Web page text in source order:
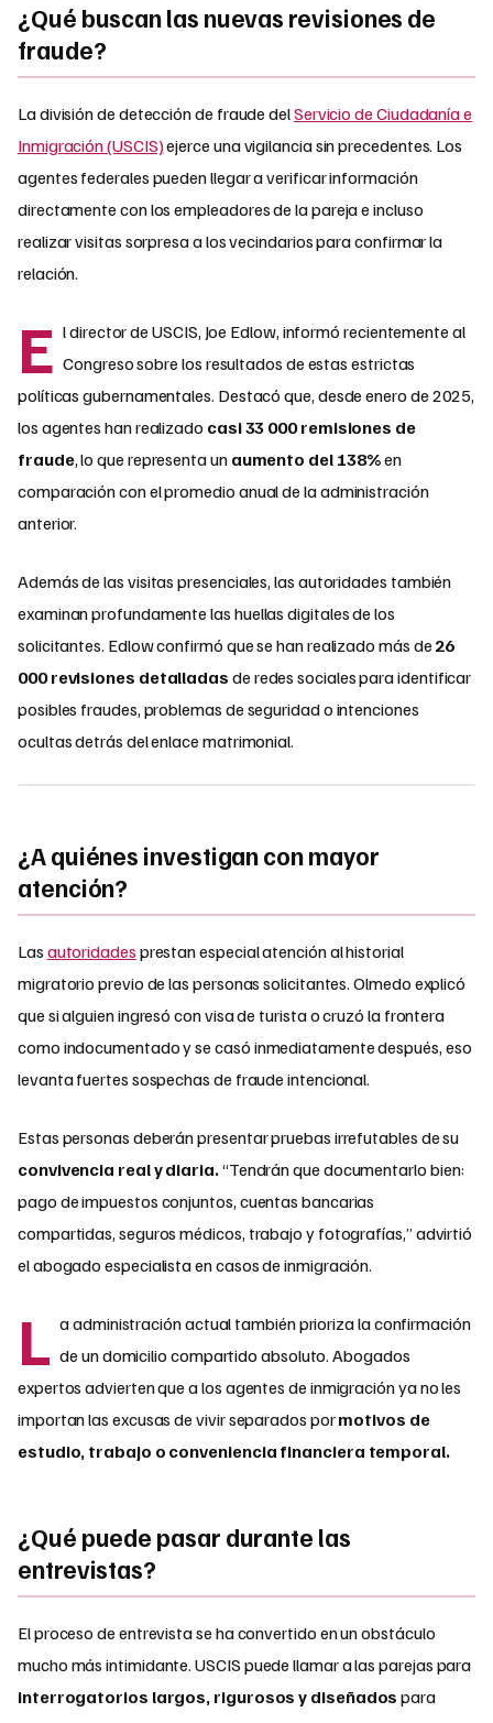
¿Qué buscan las nuevas revisiones de
fraude?
La división de detección de fraude delServicio de Ciudadanía e
Inmigración (USCIS)ejerce una vigilancia sin precedentes. Los
agentes federales pueden llegar a verificar información
directamente con los empleadores de la pareja e incluso
realizar visitas sorpresa a los vecindarios para confirmar la
relación.
E l director de USCIS, Joe Edlow, informó recientemente al
Congreso sobre los resultados de estas estrictas
políticas gubernamentales. Destacó que, desde enero de 2025,
los agentes han realizado casi 33 000 remisiones de
fraude, lo que representa un aumento del 138%en
comparación con el promedio anual de la administración
anterior.
Además de las visitas presenciales, las autoridades también
examinan profundamente las huellas digitales de los
solicitantes. Edlow confirmó que se han realizado más de 26
000 revisiones detalladas de redes sociales para identificar
posibles fraudes, problemas de seguridad o intenciones
ocultas detrás del enlace matrimonial.
¿A quiénes investigan con mayor
atención?
Las autoridades prestan especial atención al historial
migratorio previo de las personas solicitantes. Olmedo explicó
que si alguien ingresó con visa de turista o cruzó la frontera
como indocumentado y se casó inmediatamente después, eso
levanta fuertes sospechas de fraude intencional.
Estas personas deberán presentar pruebas irrefutables de su
convivencia real y diaria.“Tendrán que documentarlo bien:
pago de impuestos conjuntos, cuentas bancarias
compartidas, seguros médicos, trabajo y fotografías,” advirtió
el abogado especialista en casos de inmigración.
L a administración actual también prioriza la confirmación
de un domicilio compartido absoluto. Abogados
expertos advierten que a los agentes de inmigración ya no les
importan las excusas de vivir separados pormotivos de
estudio, trabajo o conveniencia financiera temporal.
¿Qué puede pasar durante las
entrevistas?
El proceso de entrevista se ha convertido en un obstáculo
mucho más intimidante. USCIS puede llamar a las parejas para
interrogatorios largos, rigurosos y diseñados para